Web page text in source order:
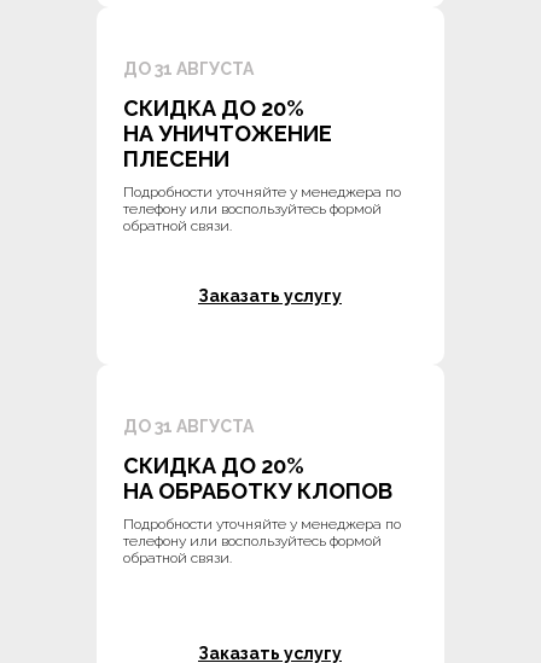
ДО 31 АВГУСТА
СКИДКА ДО 20%
НА УНИЧТОЖЕНИЕ
ПЛЕСЕНИ
Подробности уточняйте у менеджера по
телефону или воспользуйтесь формой
обратной связи.
Заказать услугу
ДО 31 АВГУСТА
СКИДКА ДО 20%
НА ОБРАБОТКУ КЛОПОВ
Подробности уточняйте у менеджера по
телефону или воспользуйтесь формой
обратной связи.
Заказать услугу